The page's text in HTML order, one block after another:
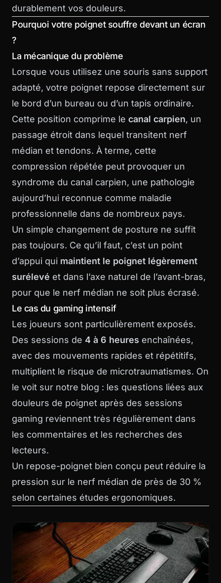
durablement vos douleurs.
Pourquoi votre poignet souffre devant un écran
?
La mécanique du problème
Lorsque vous utilisez une souris sans support
adapté, votre poignet repose directement sur
le bord d’un bureau ou d’un tapis ordinaire.
Cette position comprime le canal carpien, un
passage étroit dans lequel transitent nerf
médian et tendons. À terme, cette
compression répétée peut provoquer un
syndrome du canal carpien, une pathologie
aujourd’hui reconnue comme maladie
professionnelle dans de nombreux pays.
Un simple changement de posture ne suffit
pas toujours. Ce qu’il faut, c’est un point
d’appui qui maintient le poignet légèrement
surélevé et dans l’axe naturel de l’avant-bras,
pour que le nerf médian ne soit plus écrasé.
Le cas du gaming intensif
Les joueurs sont particulièrement exposés.
Des sessions de 4 à 6 heures enchaînées,
avec des mouvements rapides et répétitifs,
multiplient le risque de microtraumatismes. On
le voit sur notre blog : les questions liées aux
douleurs de poignet après des sessions
gaming reviennent très régulièrement dans
les commentaires et les recherches des
lecteurs.
Un repose-poignet bien conçu peut réduire la
pression sur le nerf médian de près de 30 %
selon certaines études ergonomiques.